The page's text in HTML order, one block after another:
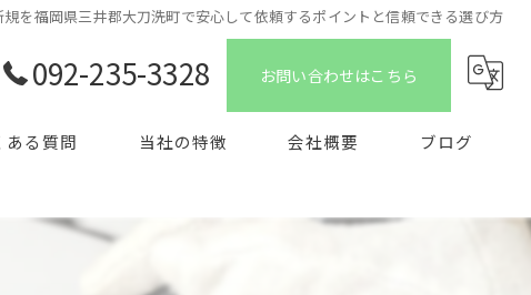
を福岡県三井郡大刀洗町で安心して依頼するポイントと信頼できる選び方
092-235-3328 お問い合わせはこちら
ある質問 当社の特徴 会社概要 ブログ